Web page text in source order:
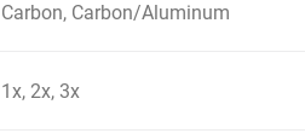
Carbon, Carbon/Aluminum
1x, 2x, 3x